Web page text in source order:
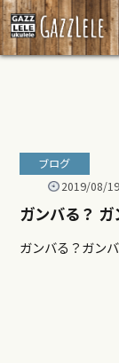
ブログ
2019/08/19
ガンバる？ ガ
ガンバる？ガン